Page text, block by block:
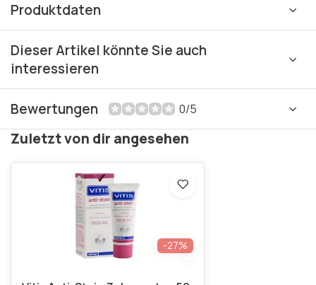
Produktdaten
Dieser Artikel könnte Sie auch
interessieren
Bewertungen 0/5
Zuletzt von dir angesehen
-27%